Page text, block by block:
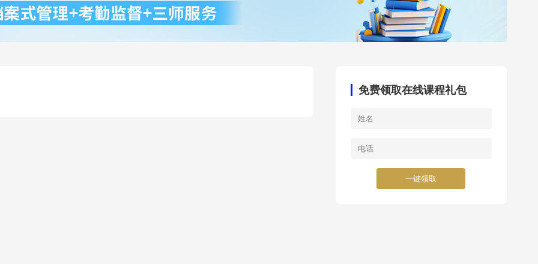
免费领取在线课程礼包
一键领取